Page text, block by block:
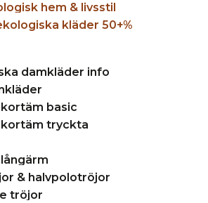
hem & livsstil
kläder 50+%
damkläder info
basic
tryckta
& halvpolotröjor
tröjor